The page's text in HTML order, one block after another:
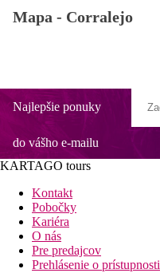
Mapa - Corralejo
Najlepšie ponuky
do vášho e-mailu
KARTAGO tours
Kontakt
Pobočky
Kariéra
O nás
Pre predajcov
Prehlásenie o prístupnosti